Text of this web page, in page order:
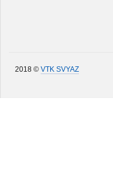
2018 © VTK SVYAZ